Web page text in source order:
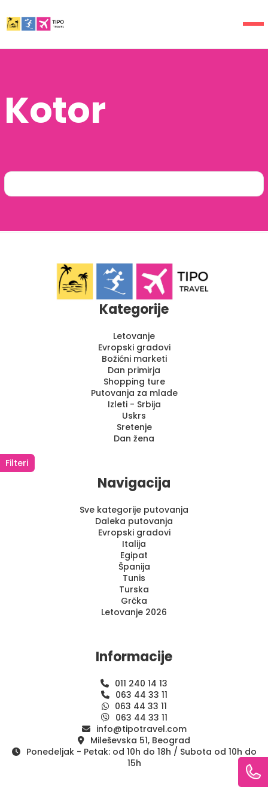
Kotor
Filteri
Kategorije
Letovanje
Evropski gradovi
Božićni marketi
Dan primirja
Shopping ture
Putovanja za mlade
Izleti - Srbija
Uskrs
Sretenje
Dan žena
Navigacija
Sve kategorije putovanja
Daleka putovanja
Evropski gradovi
Italija
Egipat
Španija
Tunis
Turska
Grčka
Letovanje 2026
Informacije
011 240 14 13
063 44 33 11
063 44 33 11
063 44 33 11
info@tipotravel.com
Mileševska 51, Beograd
Ponedeljak - Petak: od 10h do 18h / Subota od 10h do
15h